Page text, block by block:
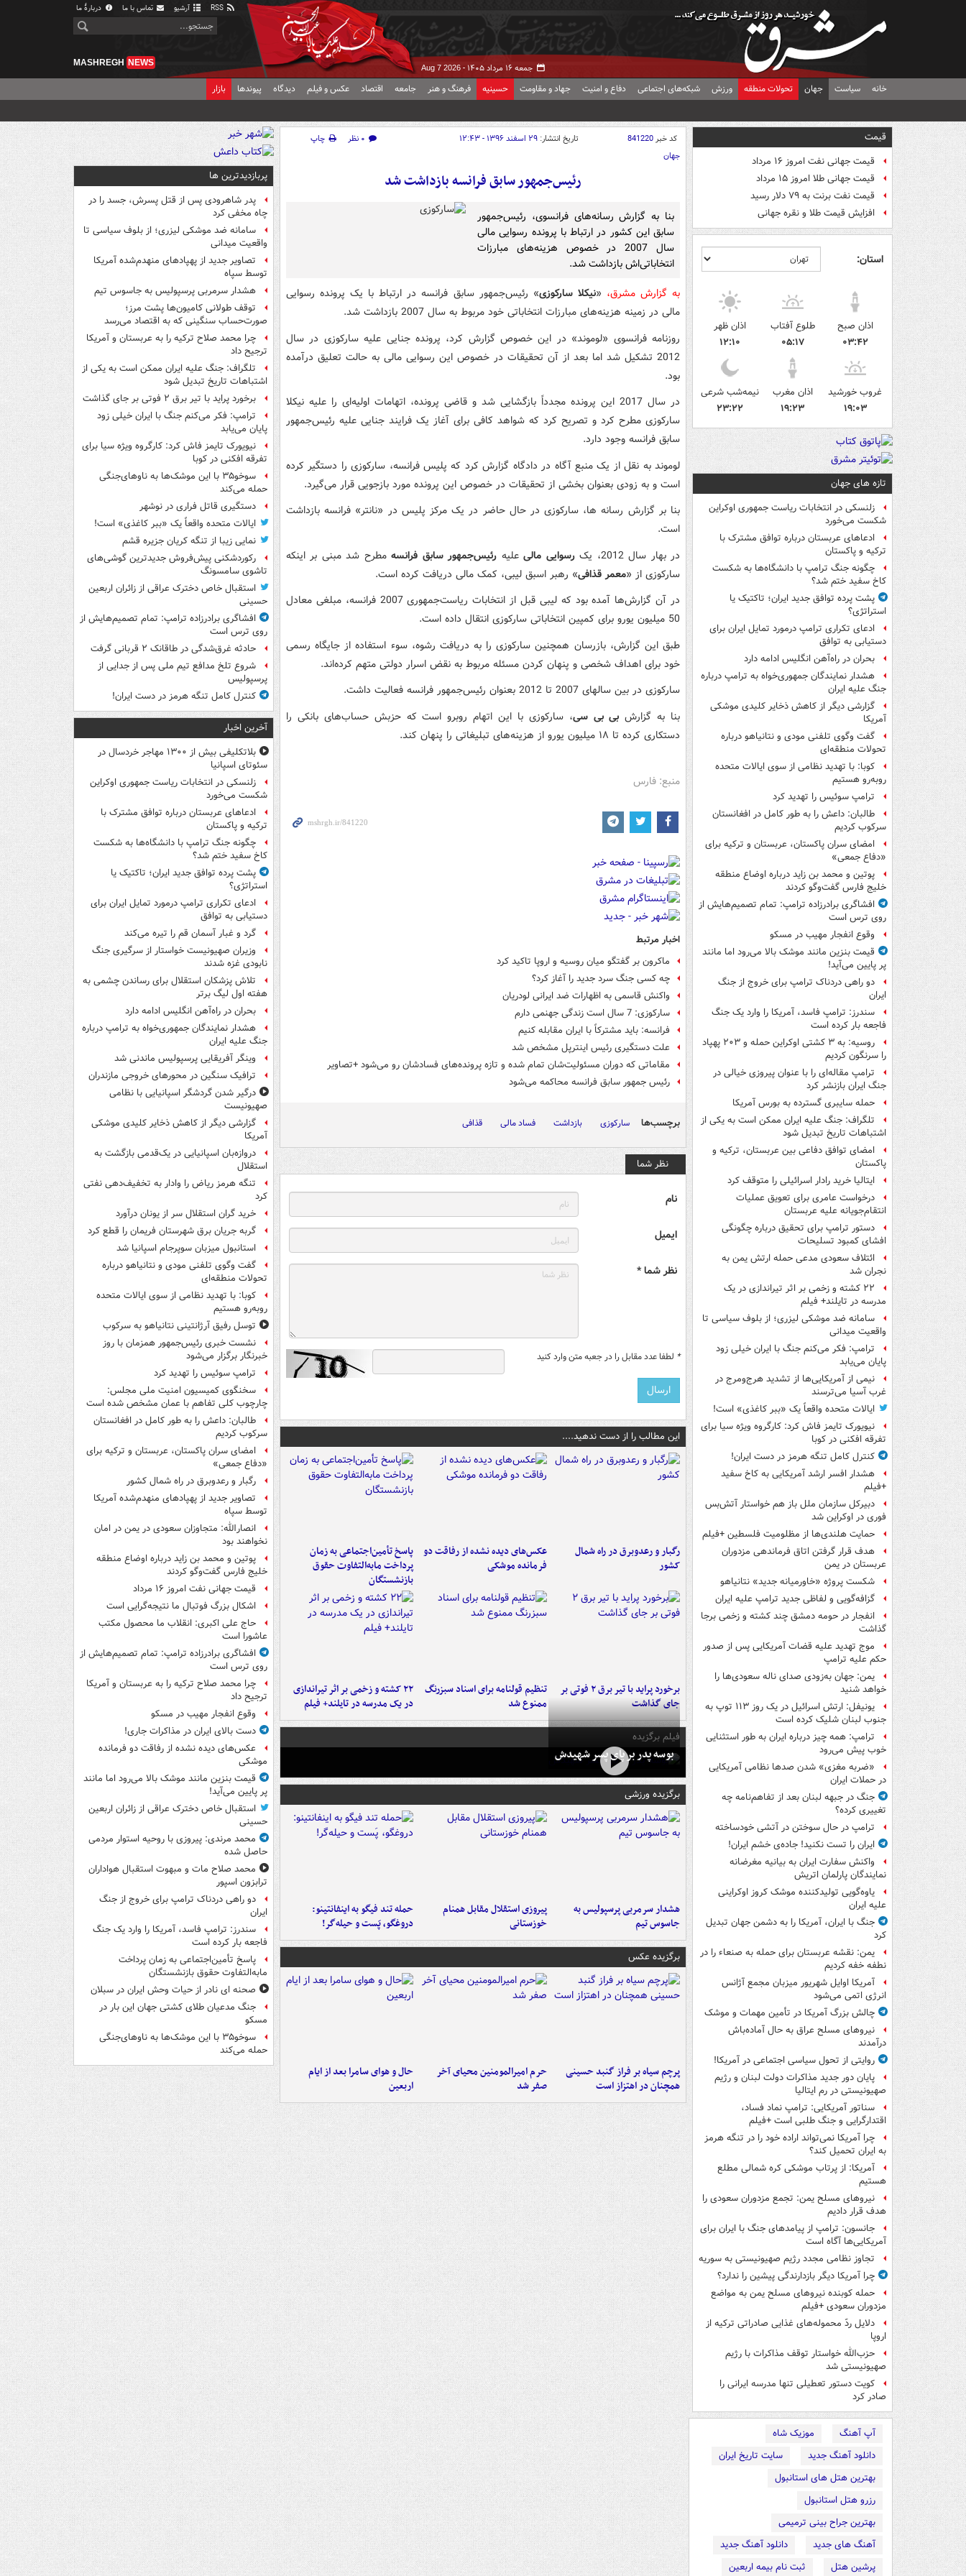
آرشیو تماس با ما دربارهٔ ما
جمعه ۱۶ مرداد ۱۴۰۵ - Aug 7 2026
MASHREGH NEWS
خانه سیاست جهان تحولات منطقه ورزش شبکه‌های اجتماعی دفاع و امنیت جهاد و مقاومت حسینیه فرهنگ و هنر جامعه اقتصاد عکس و فیلم دیدگاه پیوندها بازار
قیمت
قیمت جهانی نفت امروز ۱۶ مرداد
قیمت جهانی طلا امروز ۱۵ مرداد
قیمت نفت برنت به ۷۹ دلار رسید
افزایش قیمت طلا و نقره جهانی
استان:
اذان صبح
۰۳:۴۲
طلوع آفتاب
۰۵:۱۷
اذان ظهر
۱۲:۱۰
غروب خورشید
۱۹:۰۳
اذان مغرب
۱۹:۲۳
نیمه‌شب شرعی
۲۳:۲۲
تازه های جهان
زلنسکی در انتخابات ریاست جمهوری اوکراین
شکست می‌خورد
ادعاهای عربستان درباره توافق مشترک با
ترکیه و پاکستان
چگونه جنگ ترامپ با دانشگاه‌ها به شکست
کاخ سفید ختم شد؟
پشت پرده توافق جدید ایران؛ تاکتیک یا
استراتژی؟
ادعای تکراری ترامپ درمورد تمایل ایران برای
دستیابی به توافق
بحران در راه‌آهن انگلیس ادامه دارد
هشدار نمایندگان جمهوری‌خواه به ترامپ درباره
جنگ علیه ایران
گزارشی دیگر از کاهش ذخایر کلیدی موشکی
آمریکا
گفت وگوی تلفنی مودی و نتانیاهو درباره
تحولات منطقه‌ای
کوبا: با تهدید نظامی از سوی ایالات متحده
روبه‌رو هستیم
ترامپ سوئیس را تهدید کرد
طالبان: داعش را به طور کامل در افغانستان
سرکوب کردیم
امضای سران پاکستان، عربستان و ترکیه برای
«دفاع جمعی»
پوتین و محمد بن زاید درباره اوضاع منطقه
خلیج فارس گفت‌وگو کردند
افشاگری برادرزاده ترامپ: تمام تصمیم‌هایش از
روی ترس است
وقوع انفجار مهیب در مسکو
قیمت بنزین مانند موشک بالا می‌رود اما مانند
پر پایین می‌آید!
دو راهی دردناک ترامپ برای خروج از جنگ
ایران
سندرز: ترامپ فاسد، آمریکا را وارد یک جنگ
فاجعه بار کرده است
روسیه: به ۳ کشتی اوکراین حمله و ۲۰۳ پهپاد
را سرنگون کردیم
ترامپ مقاله‌ای را با عنوان پیروزی خیالی در
جنگ ایران بازنشر کرد
حمله سایبری گسترده به بورس آمریکا
تلگراف: جنگ علیه ایران ممکن است به یکی از
اشتباهات تاریخ تبدیل شود
امضای توافق دفاعی بین عربستان، ترکیه و
پاکستان
ایتالیا خرید رادار اسرائیلی را متوقف کرد
درخواست عامری برای تعویق عملیات
انتقام‌جویانه علیه عربستان
دستور ترامپ برای تحقیق درباره چگونگی
افشای کمبود تسلیحات
ائتلاف سعودی مدعی حمله ارتش یمن به
نجران شد
۲۲ کشته و زخمی بر اثر تیراندازی در یک
مدرسه در تایلند+ فیلم
سامانه ضد موشکی لیزری؛ از بلوف سیاسی تا
واقعیت میدانی
ترامپ: فکر می‌کنم جنگ با ایران خیلی زود
پایان می‌یابد
نیمی از آمریکایی‌ها از تشدید هرج‌ومرج در
غرب آسیا می‌ترسند
ایالات متحده واقعاً یک «ببر کاغذی» است!
نیویورک تایمز فاش کرد: کارگروه ویژه سیا برای
تفرقه افکنی در کوبا
کنترل کامل تنگه هرمز در دست ایران!
هشدار افسر ارشد آمریکایی به کاخ سفید
+فیلم
دبیرکل سازمان ملل باز هم خواستار آتش‌بس
فوری در اوکراین شد
حمایت هلندی‌ها از مظلومیت فلسطین +فیلم
هدف قرار گرفتن اتاق‌ فرماندهی مزدوران
عربستان در یمن
شکست پروژه «خاورمیانه جدید» نتانیاهو
گزافه‌گویی و لفاظی جدید ترامپ علیه ایران
انفجار در حومه دمشق چند کشته و زخمی برجا
گذاشت
موج تهدید علیه قضات آمریکایی پس از صدور
حکم علیه ترامپ
یمن: جهان به‌زودی صدای ناله سعودی‌ها را
خواهد شنید
یونیفل: ارتش اسرائیل در یک روز ۱۱۳ توپ به
جنوب لبنان شلیک کرده است
ترامپ: همه چیز درباره ایران به طور استثنایی
خوب پیش می‌رود
«ضربه مغزی» شدن صدها نظامی آمریکایی
در حملات ایران
جنگ در جبهه لبنان بعد از تفاهم‌نامه چه
تغییری کرده؟
ترامپ در حال سوختن در آتشی خودساخته
ایران را تست نکنید! جاده‌ی خشم ایران!
واکنش سفارت ایران به بیانیه مغرضانه
نمایندگان پارلمان اتریش
یاوه‌گویی تولیدکننده موشک کروز اوکراینی
علیه ایران
جنگ با ایران، آمریکا را به دشمن جهان تبدیل
کرد
یمن: نقشه عربستان برای حمله به صنعاء را در
نطفه خفه کردیم
آمریکا اوایل شهریور میزبان مجمع آژانس
انرژی اتمی می‌شود
چالش بزرگ آمریکا در تأمین مهمات و موشک
نیروهای مسلح عراق به حال آماده‌باش
درآمدند
روایتی از تحول سیاسی اجتماعی در آمریکا!
پایان دور جدید مذاکرات دولت لبنان و رژیم
صهیونیستی در رم ایتالیا
سناتور آمریکایی: ترامپ نماد فساد،
اقتدارگرایی و جنگ طلبی است +فیلم
چرا آمریکا نمی‌تواند اراده خود را در تنگه هرمز
به ایران تحمیل کند؟
آمریکا: از پرتاب موشکی کره شمالی مطلع
هستیم
نیروهای مسلح یمن: تجمع مزدوران سعودی را
هدف قرار دادیم
جانسون: ترامپ از پیامدهای جنگ با ایران برای
آمریکایی‌ها آگاه است
تجاوز نظامی مجدد رژیم صهیونیستی به سوریه
چرا آمریکا دیگر بازدارندگی پیشین را ندارد؟
حمله کوبنده نیروهای مسلح یمن به مواضع
مزدوران سعودی +فیلم
دلایل ردّ محموله‌های غذایی صادراتی ترکیه از
اروپا
حزب‌الله خواستار توقف مذاکرات با رژیم
صهیونیستی شد
کویت دستور تعطیلی تنها مدرسه ایرانی را
صادر کرد
آپ آهنگ
موزیک شاه
دانلود آهنگ جدید
سایت تاریخ ایران
بهترین هتل های استانبول
رزرو هتل استانبول
بهترین جراح بینی ترمیمی
آهنگ های جدید
دانلود آهنگ جدید
پرشین هتل
ثبت نام بیمه اربعین
کد خبر841220 تاریخ انتشار: ۲۹ اسفند ۱۳۹۶ - ۱۲:۴۳ ۰ نظر
چاپ
جهان
رئیس‌جمهور سابق فرانسه بازداشت شد
بنا به گزارش رسانه‌های فرانسوی، رئیس‌جمهور
سابق این کشور در ارتباط با پرونده رسوایی مالی
سال 2007 در خصوص هزینه‌های مبارزات
انتخاباتی‌اش بازداشت شد.
به گزارش مشرق، «نیکلا سارکوزی» رئیس‌جمهور سابق فرانسه در ارتباط با یک پرونده رسوایی
مالی در زمینه هزینه‌های مبارزات انتخاباتی خود مربوط به سال 2007 بازداشت شد.
روزنامه فرانسوی «لوموند» در این خصوص گزارش کرد، پرونده جنایی علیه سارکوزی در سال
2012 تشکیل شد اما بعد از آن تحقیقات در خصوص این رسوایی مالی به حالت تعلیق درآمده
بود.
در سال 2017 این پرونده مجدداً بازگشایی شد و قاضی پرونده، اتهامات اولیه‌ای را علیه نیکلا
سارکوزی مطرح کرد و تصریح کرد که شواهد کافی برای آغاز یک فرایند جنایی علیه رئیس‌جمهور
سابق فرانسه وجود دارد.
لوموند به نقل از یک منبع آگاه در دادگاه گزارش کرد که پلیس فرانسه، سارکوزی را دستگیر کرده
است و به زودی بعنوان بخشی از تحقیقات در خصوص این پرونده مورد بازجویی قرار می‌گیرد.
بنا بر گزارش رسانه ها، سارکوزی در حال حاضر در یک مرکز پلیس در «نانتر» فرانسه بازداشت
است.
در بهار سال 2012، یک
رسوایی مالیعلیه رئیس‌جمهور سابق فرانسهمطرح شد مبنی بر اینکه
سارکوزی از «معمر قذافی» رهبر اسبق لیبی، کمک مالی دریافت کرده است.
در آن گزارش‌ها آمده بود که لیبی قبل از انتخابات ریاست‌جمهوری 2007 فرانسه، مبلغی معادل
50 میلیون یورو برای کمپین انتخاباتی سارکوزی انتقال داده است.
طبق این گزارش، بازرسان همچنین سارکوزی را به دریافت رشوه، سوء استفاده از جایگاه رسمی
خود برای اهداف شخصی و پنهان کردن مسئله مربوط به نقض اسرار دولتی متهم کرده‌اند.
سارکوزی در بین سالهای 2007 تا 2012 بعنوان رئیس‌جمهور فرانسه فعالیت داشت.
بنا به گزارشبی بی سی، سارکوزی با این اتهام روبرو است که حزبش حساب‌های بانکی را
دستکاری کرده تا ۱۸ میلیون یورو از هزینه‌های تبلیغاتی را پنهان کند.
منبع: فارس
اخبار مرتبط
ماکرون بر گفتگو میان روسیه و اروپا تاکید کرد
چه کسی جنگ سرد جدید را آغاز کرد؟
واکنش قاسمی به اظهارات ضد ایرانی لودریان
سارکوزی: 7 سال است زندگی جهنمی دارم
فرانسه: باید مشترکاً با ایران مقابله کنیم
علت دستگیری رئیس اینترپل مشخص شد
مقاماتی که دوران مسئولیت‌شان تمام شده و تازه پرونده‌های فسادشان رو می‌شود +تصاویر
رئیس جمهور سابق فرانسه محاکمه می‌شود
برچسب‌ها سارکوزی بازداشت فساد مالی قذافی
نظر شما
نام
ایمیل
نظر شما *
* لطفا عدد مقابل را در جعبه متن وارد کنید
این مطالب را از دست ندهید....
رگبار و رعدوبرق در راه شمال
کشور
عکس‌های دیده نشده از رفاقت دو
فرمانده‌ موشکی
پاسخ تأمین‌اجتماعی به زمان
پرداخت مابه‌التفاوت حقوق
بازنشستگان
برخورد پراید با تیر برق ۲ فوتی بر
جای گذاشت
تنظیم قولنامه برای اسناد سبزرنگ
ممنوع شد
۲۲ کشته و زخمی بر اثر تیراندازی
در یک مدرسه در تایلند+ فیلم
فیلم برگزیده
بوسه‌ پدر بر پای پسر شهیدش
برگزیده ورزشی
هشدار سرمربی پرسپولیس به
جاسوس تیم
پیروزی استقلال مقابل همنام
خوزستانی
حمله تند فیگو به اینفانتینو:
دروغگو، پَست‌ و حیله‌گر!
برگزیده عکس
پرچم سیاه بر فراز گنبد حسینی
همچنان در اهتزاز است
حرم امیرالمومنین محیای آخر
صفر شد
حال و هوای سامرا بعد از ایام
اربعین
پربازدیدترین ها
پدر شاهرودی پس از قتل پسرش، جسد را در
چاه مخفی کرد
سامانه ضد موشکی لیزری؛ از بلوف سیاسی تا
واقعیت میدانی
تصاویر جدید از پهپادهای منهدم‌شده آمریکا
توسط سپاه
هشدار سرمربی پرسپولیس به جاسوس تیم
توقف طولانی کامیون‌ها پشت مرز؛
صورت‌حساب سنگینی که به اقتصاد می‌رسد
چرا محمد صلاح ترکیه را به عربستان و آمریکا
ترجیح داد
تلگراف: جنگ علیه ایران ممکن است به یکی از
اشتباهات تاریخ تبدیل شود
برخورد پراید با تیر برق ۲ فوتی بر جای گذاشت
ترامپ: فکر می‌کنم جنگ با ایران خیلی زود
پایان می‌یابد
نیویورک تایمز فاش کرد: کارگروه ویژه سیا برای
تفرقه افکنی در کوبا
سوخو۳۵ با این موشک‌ها به ناوهای‌جنگی
حمله می‌کند
دستگیری قاتل فراری در نوشهر
ایالات متحده واقعاً یک «ببر کاغذی» است!
نمایی زیبا از تنگه کریان جزیره قشم
رکوردشکنی پیش‌فروش جدیدترین گوشی‌های
تاشوی سامسونگ
استقبال خاص دخترک عراقی از زائران اربعین
حسینی
افشاگری برادرزاده ترامپ: تمام تصمیم‌هایش از
روی ترس است
حادثه غرق‌شدگی در طاقانک ۲ قربانی گرفت
شروع تلخ مدافع تیم ملی پس از جدایی از
پرسپولیس
کنترل کامل تنگه هرمز در دست ایران!
آخرین اخبار
بلاتکلیفی بیش از ۱۳۰۰ مهاجر خردسال در
سئوتای اسپانیا
زلنسکی در انتخابات ریاست جمهوری اوکراین
شکست می‌خورد
ادعاهای عربستان درباره توافق مشترک با
ترکیه و پاکستان
چگونه جنگ ترامپ با دانشگاه‌ها به شکست
کاخ سفید ختم شد؟
پشت پرده توافق جدید ایران؛ تاکتیک یا
استراتژی؟
ادعای تکراری ترامپ درمورد تمایل ایران برای
دستیابی به توافق
گرد و غبار آسمان قم را تیره می‌کند
وزیران صهیونیست خواستار از سرگیری جنگ
نابودی غزه شدند
تلاش پزشکان استقلال برای رساندن چشمی به
هفته اول لیگ برتر
بحران در راه‌آهن انگلیس ادامه دارد
هشدار نمایندگان جمهوری‌خواه به ترامپ درباره
جنگ علیه ایران
وینگر آفریقایی پرسپولیس ماندنی شد
ترافیک سنگین در محورهای خروجی مازندران
درگیر شدن گردشگر اسپانیایی با نظامی
صهیونیست
گزارشی دیگر از کاهش ذخایر کلیدی موشکی
آمریکا
دروازه‌بان اسپانیایی در یک‌قدمی بازگشت به
استقلال
تنگه هرمز ریاض را وادار به تخفیف‌دهی نفتی
کرد
خرید گران استقلال سر از یونان درآورد
گربه جریان برق شهرستان فریمان را قطع کرد
استانبول میزبان سوپرجام اسپانیا شد
گفت وگوی تلفنی مودی و نتانیاهو درباره
تحولات منطقه‌ای
کوبا: با تهدید نظامی از سوی ایالات متحده
روبه‌رو هستیم
توسل رفیق آرژانتینی نتانیاهو به سرکوب
نشست خبری رئیس‌جمهور همزمان با روز
خبرنگار برگزار می‌شود
ترامپ سوئیس را تهدید کرد
سخنگوی کمیسیون امنیت ملی مجلس:
چارچوب کلی تفاهم با عمان مشخص شده است
طالبان: داعش را به طور کامل در افغانستان
سرکوب کردیم
امضای سران پاکستان، عربستان و ترکیه برای
«دفاع جمعی»
رگبار و رعدوبرق در راه شمال کشور
تصاویر جدید از پهپادهای منهدم‌شده آمریکا
توسط سپاه
انصارالله: متجاوزان سعودی در یمن در امان
نخواهند بود
پوتین و محمد بن زاید درباره اوضاع منطقه
خلیج فارس گفت‌وگو کردند
قیمت جهانی نفت امروز ۱۶ مرداد
اشکال بزرگ فوتبال ما نتیجه‌گرایی است
حاج علی اکبری: انقلاب ما محصول مکتب
عاشورا است
افشاگری برادرزاده ترامپ: تمام تصمیم‌هایش از
روی ترس است
چرا محمد صلاح ترکیه را به عربستان و آمریکا
ترجیح داد
وقوع انفجار مهیب در مسکو
دست بالای ایران در مذاکرات جاری!
عکس‌های دیده نشده از رفاقت دو فرمانده‌
موشکی
قیمت بنزین مانند موشک بالا می‌رود اما مانند
پر پایین می‌آید!
استقبال خاص دخترک عراقی از زائران اربعین
حسینی
محمد مرندی: پیروزی با روحیه استوار مردمی
حاصل شده
محمد صلاح مات و مبهوت استقبال هواداران
ترابزون اسپور
دو راهی دردناک ترامپ برای خروج از جنگ
ایران
سندرز: ترامپ فاسد، آمریکا را وارد یک جنگ
فاجعه بار کرده است
پاسخ تأمین‌اجتماعی به زمان پرداخت
مابه‌التفاوت حقوق بازنشستگان
صحنه ای نادر از حیات وحش ایران در سبلان
جنگ مدعیان طلای کشتی جهان این بار در
مسکو
سوخو۳۵ با این موشک‌ها به ناوهای‌جنگی
حمله می‌کند